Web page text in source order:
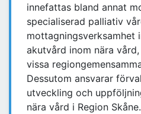
innefattas bland annat
specialiserad palliativ
mottagningsverksamhet
akutvård inom nära
vissa
Dessutom ansvarar
utveckling och
nära vård i Region